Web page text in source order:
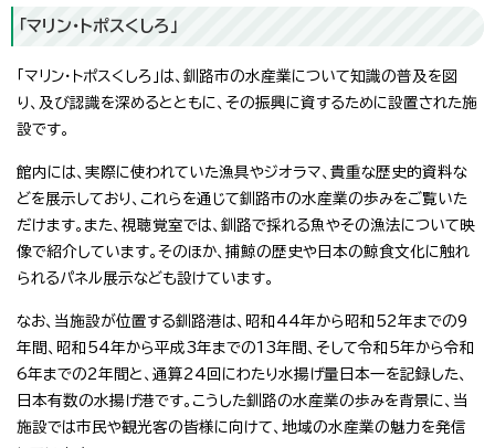
「マリン・トポスくしろ」
「マリン・トポスくしろ」は、釧路市の水産業について知識の普及を図
り、及び認識を深めるとともに、その振興に資するために設置された施
設です。
館内には、実際に使われていた漁具やジオラマ、貴重な歴史的資料な
どを展示しており、これらを通じて釧路市の水産業の歩みをご覧いた
だけます。また、視聴覚室では、釧路で採れる魚やその漁法について映
像で紹介しています。そのほか、捕鯨の歴史や日本の鯨食文化に触れ
られるパネル展示なども設けています。
なお、当施設が位置する釧路港は、昭和44年から昭和52年までの9
年間、昭和54年から平成3年までの13年間、そして令和5年から令和
6年までの2年間と、通算24回にわたり水揚げ量日本一を記録した、
日本有数の水揚げ港です。こうした釧路の水産業の歩みを背景に、当
施設では市民や観光客の皆様に向けて、地域の水産業の魅力を発信